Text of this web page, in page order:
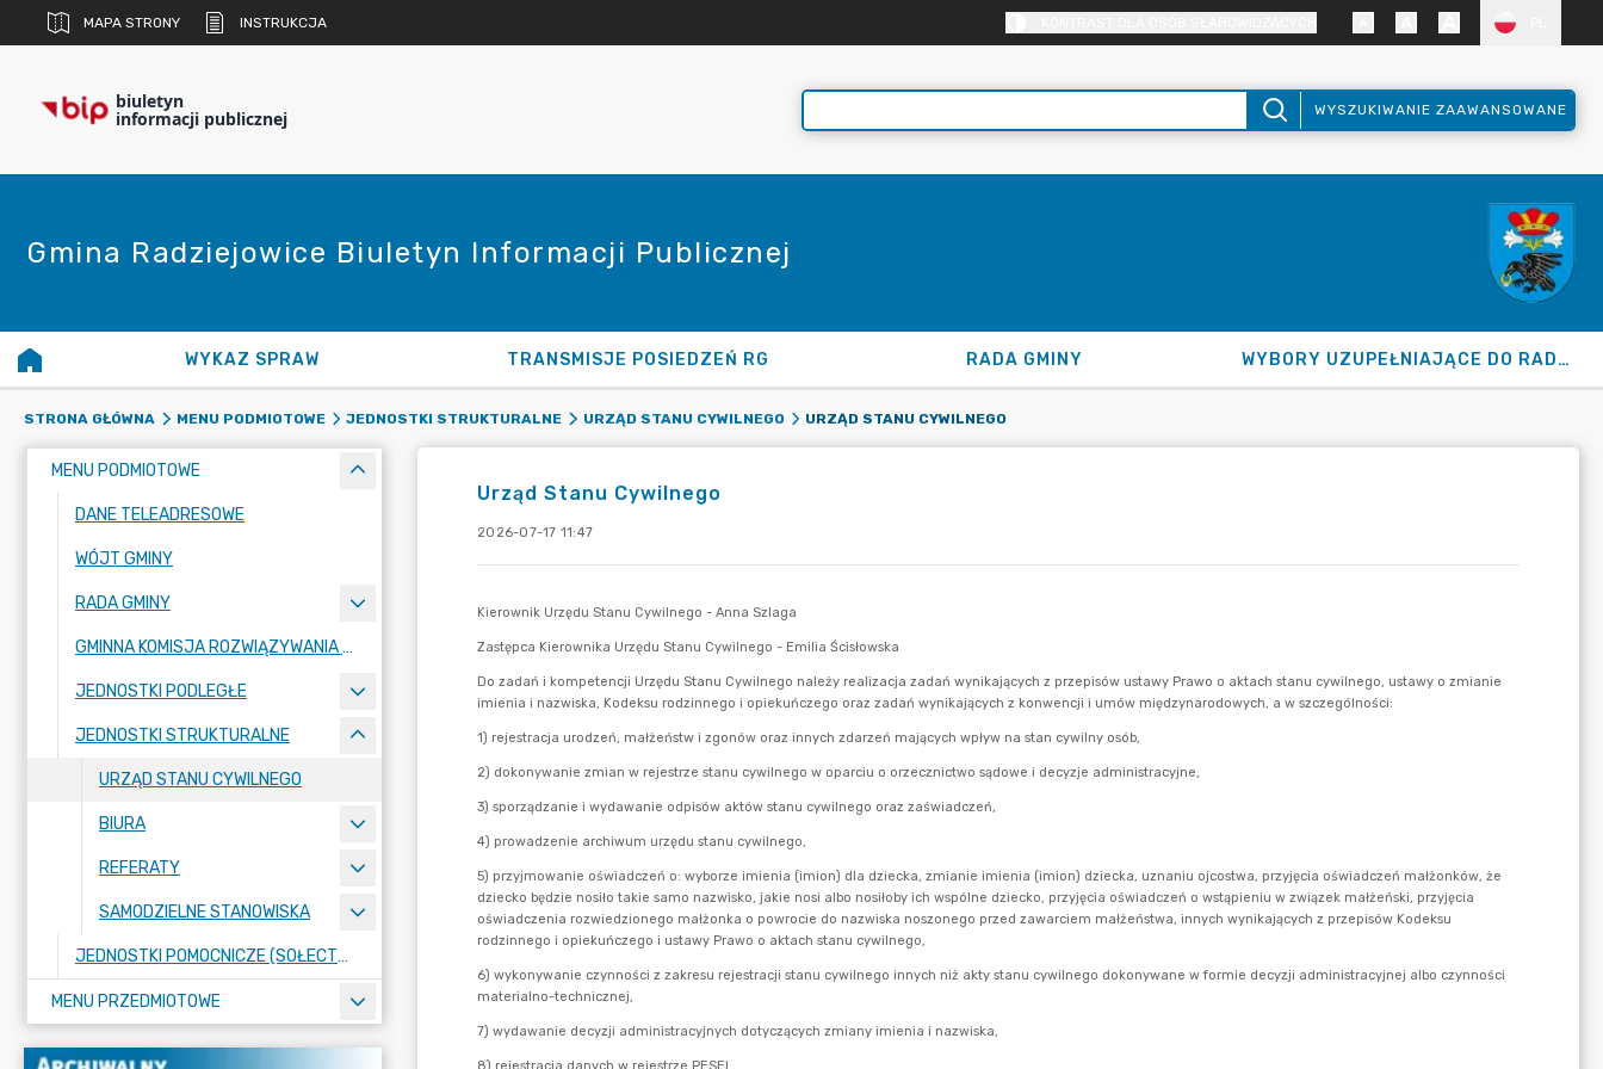
MAPA STRONY INSTRUKCJA
biuletyn
informacji publicznej WYSZUKIWANIE ZAAWANSOWANE
Gmina Radziejowice Biuletyn Informacji Publicznej
WYKAZ SPRAW TRANSMISJE POSIEDZEŃ RG RADA GMINY WYBORY UZUPEŁNIAJĄCE DO RADY GMINY 2026
STRONA GŁÓWNA MENU PODMIOTOWE JEDNOSTKI STRUKTURALNE URZĄD STANU CYWILNEGO URZĄD STANU CYWILNEGO
MENU PODMIOTOWE
DANE TELEADRESOWE
WÓJT GMINY
RADA GMINY
GMINNA KOMISJA ROZWIĄZYWANIA PROBLEMÓW ALKOHOLOWYCH
JEDNOSTKI PODLEGŁE
JEDNOSTKI STRUKTURALNE
URZĄD STANU CYWILNEGO
BIURA
REFERATY
SAMODZIELNE STANOWISKA
JEDNOSTKI POMOCNICZE (SOŁECTWA)
MENU PRZEDMIOTOWE
Urząd Stanu Cywilnego
2026-07-17 11:47